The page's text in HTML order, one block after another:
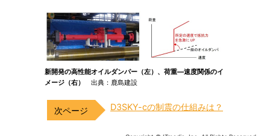
新開発の高性能オイルダンパー（左）、荷重―速度関係のイ
メージ（右）
出典：鹿島建設
D3SKY-cの制震の仕組みは？